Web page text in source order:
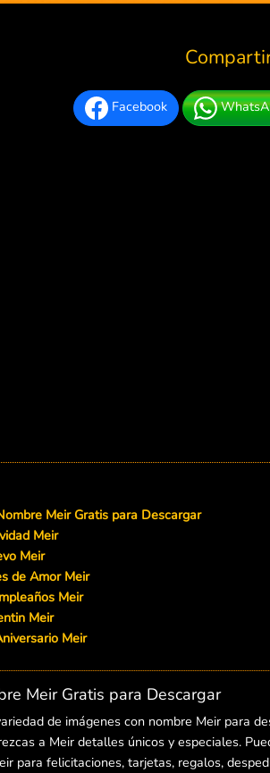
Facebook
Meir Gratis para Descargar
Meir
Meir
de Amor Meir
Meir
Meir
Meir
Meir Gratis para Descargar
de imágenes con nombre Meir para
a Meir detalles únicos y especiales.
para felicitaciones, tarjetas, regalos,